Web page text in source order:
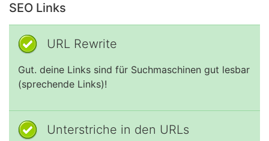
SEO Links
URL Rewrite
Gut. deine Links sind für Suchmaschinen gut lesbar
(sprechende Links)!
Unterstriche in den URLs